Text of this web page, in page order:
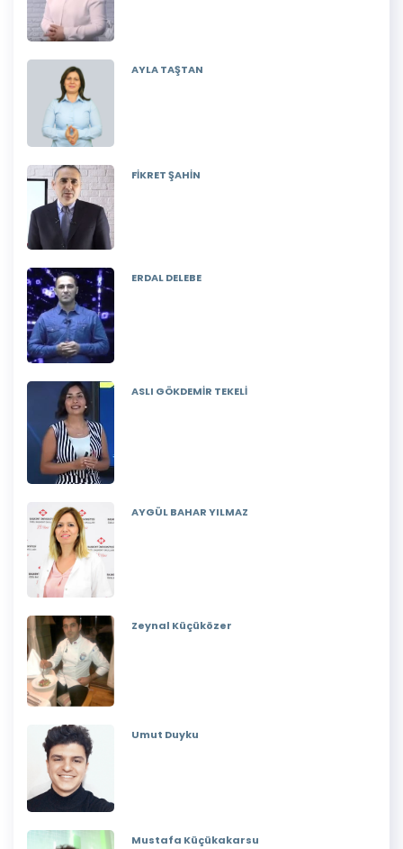
AYLA TAŞTAN
FİKRET ŞAHİN
ERDAL DELEBE
ASLI GÖKDEMİR TEKELİ
AYGÜL BAHAR YILMAZ
Zeynal Küçüközer
Umut Duyku
Mustafa Küçükakarsu